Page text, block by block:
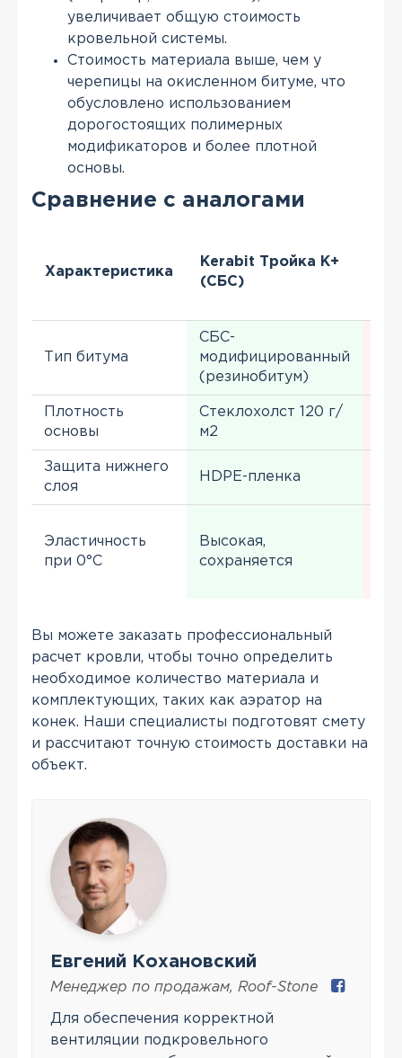
увеличивает общую стоимость
кровельной системы.
Стоимость материала выше, чем у
черепицы на окисленном битуме, что
обусловлено использованием
дорогостоящих полимерных
модификаторов и более плотной
основы.
Сравнение с аналогами
Характеристика
Kerabit Тройка K+
(СБС)
Тип битума
СБС-
модифицированный
(резинобитум)
Плотность
основы
Стеклохолст 120 г/
м2
Защита нижнего
слоя
HDPE-пленка
Эластичность
при 0°C
Высокая,
сохраняется
Вы можете заказать профессиональный
расчет кровли, чтобы точно определить
необходимое количество материала и
комплектующих, таких как аэратор на
конек. Наши специалисты подготовят смету
и рассчитают точную стоимость доставки на
объект.
Евгений Кохановский
Менеджер по продажам, Roof-Stone
Для обеспечения корректной
вентиляции подкровельного